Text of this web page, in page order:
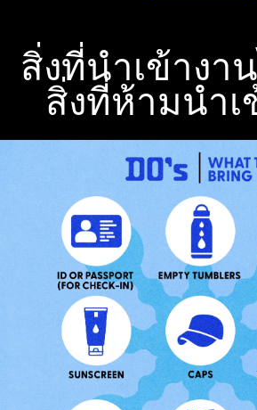
สิ่งที่นำเข้างา
สิ่งที่ห้ามนำเ